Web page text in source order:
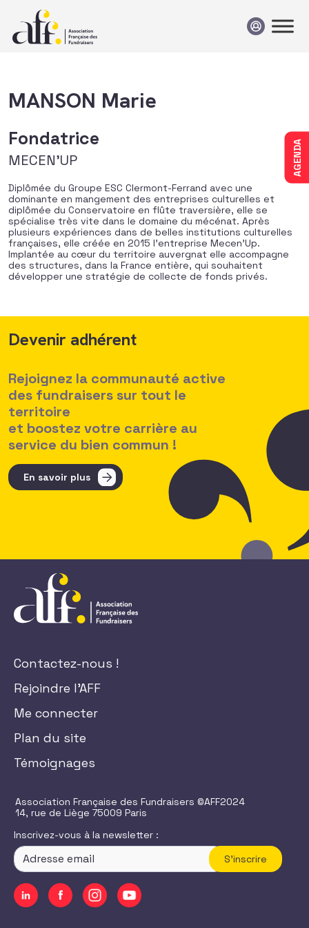
AGENDA
MANSON Marie
Fondatrice
MECEN'UP
Diplômée du Groupe ESC Clermont-Ferrand avec une
dominante en mangement des entreprises culturelles et
diplômée du Conservatoire en flûte traversière, elle se
spécialise très vite dans le domaine du mécénat. Après
plusieurs expériences dans de belles institutions culturelles
françaises, elle créée en 2015 l’entreprise Mecen’Up.
Implantée au cœur du territoire auvergnat elle accompagne
des structures, dans la France entière, qui souhaitent
développer une stratégie de collecte de fonds privés.
Devenir adhérent
Rejoignez la communauté active
des fundraisers sur tout le
territoire
et boostez votre carrière au
service du bien commun !
En savoir plus
Contactez-nous !
Rejoindre l'AFF
Me connecter
Plan du site
Témoignages
Association Française des Fundraisers ©AFF2024
14, rue de Liège 75009 Paris
Inscrivez-vous à la newsletter :
S'inscrire